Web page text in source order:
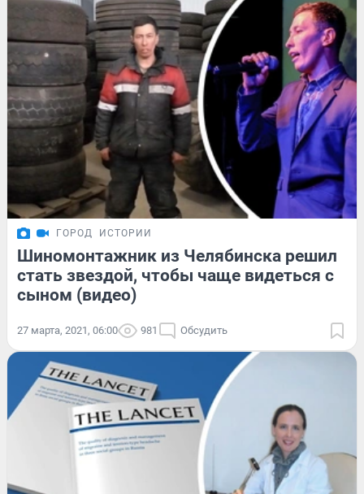
ГОРОД ИСТОРИИ
Шиномонтажник из Челябинска решил
стать звездой, чтобы чаще видеться с
сыном (видео)
27 марта, 2021, 06:00 981 Обсудить